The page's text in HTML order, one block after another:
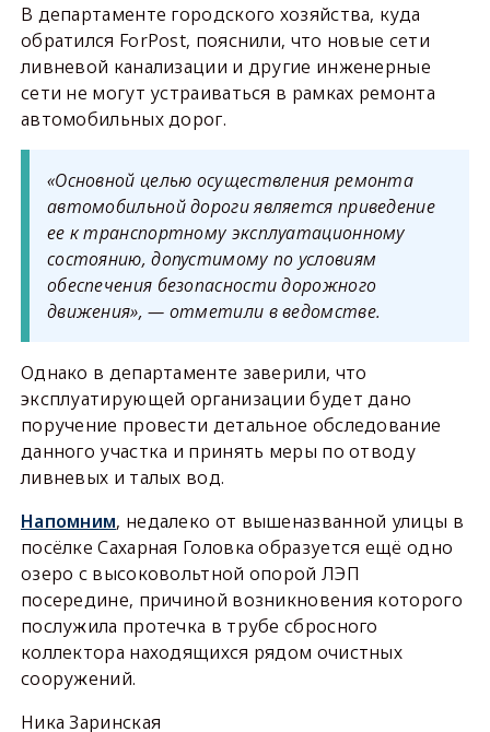
В департаменте городского хозяйства, куда
обратился ForPost, пояснили, что новые сети
ливневой канализации и другие инженерные
сети не могут устраиваться в рамках ремонта
автомобильных дорог.
«Основной целью осуществления ремонта
автомобильной дороги является приведение
ее к транспортному эксплуатационному
состоянию, допустимому по условиям
обеспечения безопасности дорожного
движения», — отметили в ведомстве.
Однако в департаменте заверили, что
эксплуатирующей организации будет дано
поручение провести детальное обследование
данного участка и принять меры по отводу
ливневых и талых вод.
Напомним, недалеко от вышеназванной улицы в
посёлке Сахарная Головка образуется ещё одно
озеро с высоковольтной опорой ЛЭП
посередине, причиной возникновения которого
послужила протечка в трубе сбросного
коллектора находящихся рядом очистных
сооружений.
Ника Заринская